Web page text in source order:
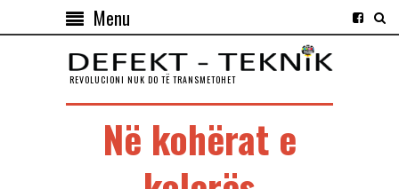
Menu
REVOLUCIONI NUK DO TЁ TRANSMETOHET
Në kohërat e